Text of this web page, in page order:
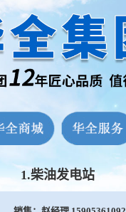
1.柴油发电站